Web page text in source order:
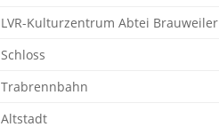
LVR-Kulturzentrum Abtei Brauweiler
Schloss
Trabrennbahn
Altstadt